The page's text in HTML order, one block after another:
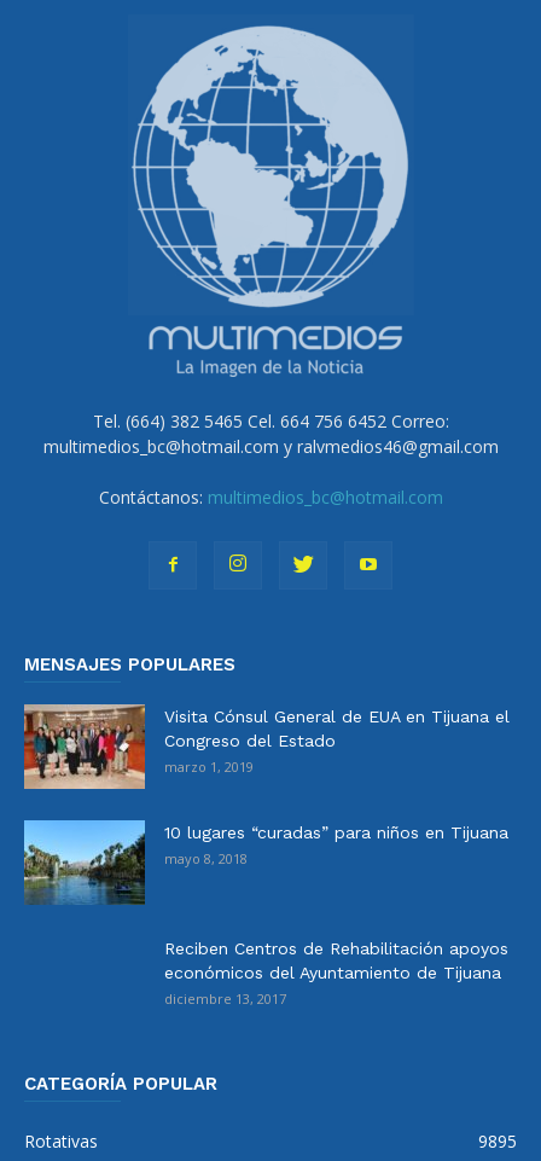
Tel. (664) 382 5465 Cel. 664 756 6452 Correo:
multimedios_bc@hotmail.com y ralvmedios46@gmail.com
Contáctanos: multimedios_bc@hotmail.com
MENSAJES POPULARES
Visita Cónsul General de EUA en Tijuana el
Congreso del Estado
marzo 1, 2019
10 lugares “curadas” para niños en Tijuana
mayo 8, 2018
Reciben Centros de Rehabilitación apoyos
económicos del Ayuntamiento de Tijuana
diciembre 13, 2017
CATEGORÍA POPULAR
Rotativas 9895